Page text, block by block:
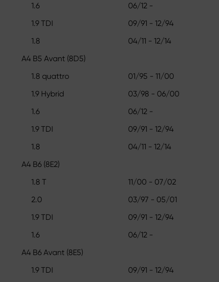
1.6
06/12 -
1.9 TDI
09/91 - 12/94
1.8
04/11 - 12/14
A4 B5 Avant (8D5)
1.8 quattro
01/95 - 11/00
1.9 Hybrid
03/98 - 06/00
1.6
06/12 -
1.9 TDI
09/91 - 12/94
1.8
04/11 - 12/14
A4 B6 (8E2)
1.8 T
11/00 - 07/02
2.0
03/97 - 05/01
1.9 TDI
09/91 - 12/94
1.6
06/12 -
A4 B6 Avant (8E5)
1.9 TDI
09/91 - 12/94